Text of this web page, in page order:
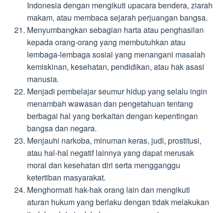
Indonesia dengan mengikuti upacara bendera, ziarah
makam, atau membaca sejarah perjuangan bangsa.
Menyumbangkan sebagian harta atau penghasilan
kepada orang-orang yang membutuhkan atau
lembaga-lembaga sosial yang menangani masalah
kemiskinan, kesehatan, pendidikan, atau hak asasi
manusia.
Menjadi pembelajar seumur hidup yang selalu ingin
menambah wawasan dan pengetahuan tentang
berbagai hal yang berkaitan dengan kepentingan
bangsa dan negara.
Menjauhi narkoba, minuman keras, judi, prostitusi,
atau hal-hal negatif lainnya yang dapat merusak
moral dan kesehatan diri serta mengganggu
ketertiban masyarakat.
Menghormati hak-hak orang lain dan mengikuti
aturan hukum yang berlaku dengan tidak melakukan